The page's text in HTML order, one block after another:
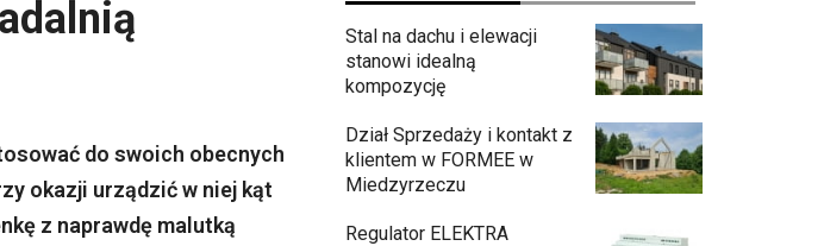
do swoich obecnych
okazji urządzić w niej kąt
z naprawdę malutką
Stal na dachu i elewacji
stanowi idealną
kompozycję
Dział Sprzedaży i kontakt z
klientem w FORMEE w
Miedzyrzeczu
Regulator ELEKTRA